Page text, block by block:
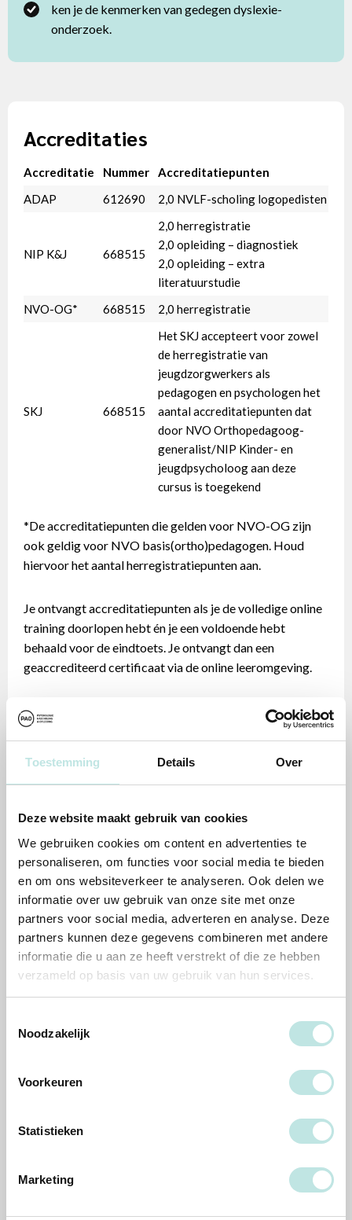
Toestemming Details Over
Deze website maakt gebruik van cookies
We gebruiken cookies om content en advertenties te
personaliseren, om functies voor social media te bieden
en om ons websiteverkeer te analyseren. Ook delen we
informatie over uw gebruik van onze site met onze
partners voor social media, adverteren en analyse. Deze
partners kunnen deze gegevens combineren met andere
informatie die u aan ze heeft verstrekt of die ze hebben
verzameld op basis van uw gebruik van hun services.
Noodzakelijk
Voorkeuren
Statistieken
Marketing
ken je de kenmerken van gedegen dyslexie-
onderzoek.
Accreditaties
Accreditatie Nummer
Accreditatiepunten
ADAP
612690 2,0 NVLF-scholing logopedisten
NIP K&J 668515
2,0 herregistratie
2,0 opleiding – diagnostiek
2,0 opleiding – extra
literatuurstudie
NVO-OG*
668515 2,0 herregistratie
SKJ 668515
Het SKJ accepteert voor zowel
de herregistratie van
jeugdzorgwerkers als
pedagogen en psychologen het
aantal accreditatiepunten dat
door NVO Orthopedagoog-
generalist/NIP Kinder- en
jeugdpsycholoog aan deze
cursus is toegekend
*De accreditatiepunten die gelden voor NVO-OG zijn
ook geldig voor NVO basis(ortho)pedagogen. Houd
hiervoor het aantal herregistratiepunten aan.
Je ontvangt accreditatiepunten als je de volledige online
training doorlopen hebt én je een voldoende hebt
behaald voor de eindtoets. Je ontvangt dan een
geaccrediteerd certificaat via de online leeromgeving.
Aan bovenstaande informatie m.b.t. de
accreditatiepunten kunnen geen rechten worden
je naar PE-online. Kom je er niet uit, mail gerust naar
info@pao.nlen we helpen jou verder.
Het team
Docenten, trainers en teamleden staan voor je klaar.
Accreditatiespecialist
Beatrijs Brand
PAO docent en supervisor
Reviews